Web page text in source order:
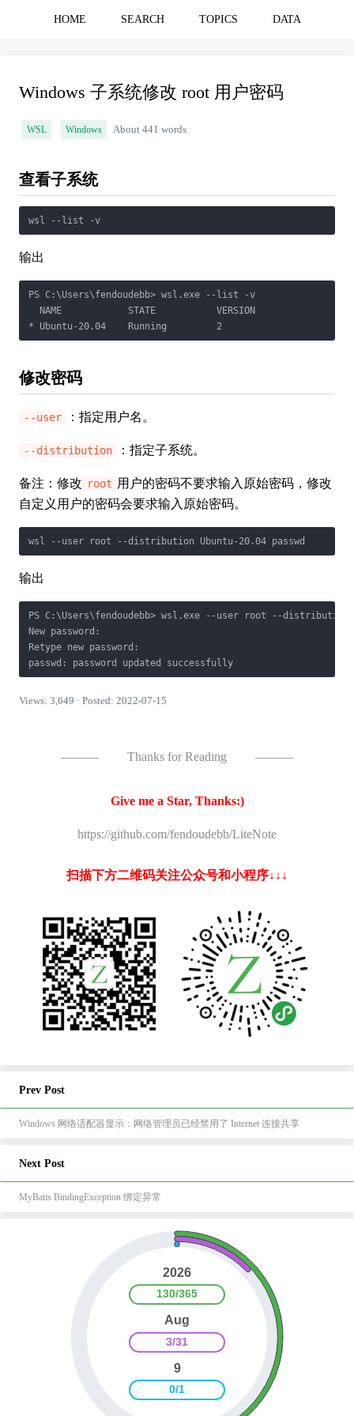
HOME SEARCH TOPICS DATA
Windows 子系统修改 root 用户密码
WSL Windows About 441 words
查看子系统
wsl --list -v
输出
PS C:\Users\fendoudebb> wsl.exe --list -v
  NAME            STATE           VERSION
* Ubuntu-20.04    Running         2
修改密码
--user ：指定用户名。
--distribution ：指定子系统。
备注：修改 root 用户的密码不要求输入原始密码，修改
自定义用户的密码会要求输入原始密码。
wsl --user root --distribution Ubuntu-20.04 passwd
输出
PS C:\Users\fendoudebb> wsl.exe --user root --distribution
New password:
Retype new password:
passwd: password updated successfully
Views: 3,649 · Posted: 2022-07-15
——— Thanks for Reading ———
Give me a Star, Thanks:)
https://github.com/fendoudebb/LiteNote
扫描下方二维码关注公众号和小程序↓↓↓
Prev Post
Windows 网络适配器显示：网络管理员已经禁用了 Internet 连接共享
Next Post
MyBatis BindingException 绑定异常